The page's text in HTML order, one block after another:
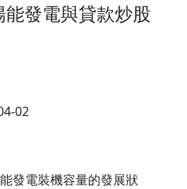
能發電與貸款炒股
02
發電裝機容量的發展狀